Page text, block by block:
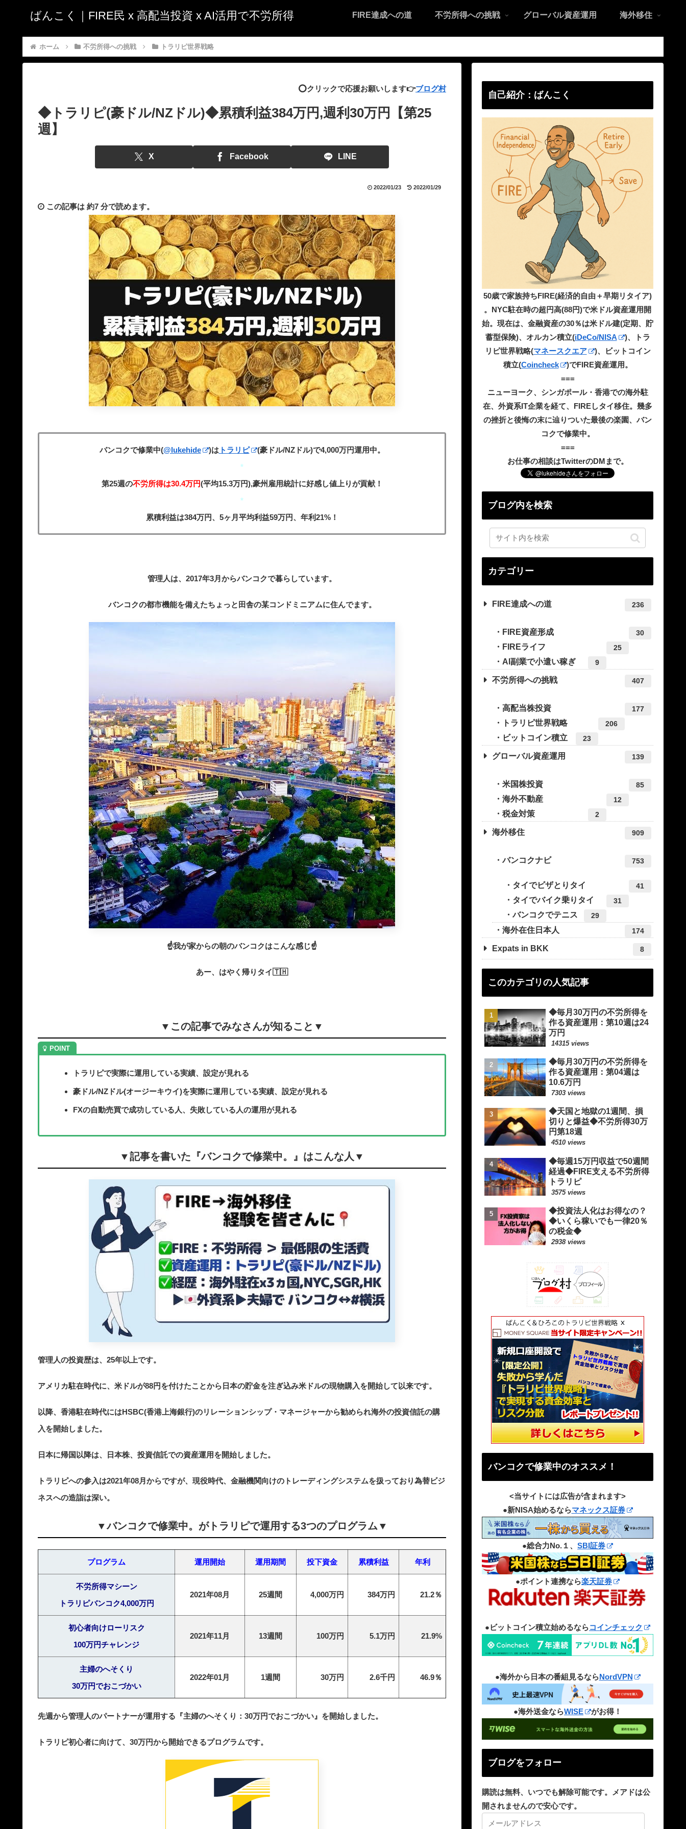
ばんこく｜FIRE民 x 高配当投資 x AI活用で不労所得 FIRE達成への道 不労所得への挑戦 グローバル資産運用 海外移住
ホーム 不労所得への挑戦 トラリピ世界戦略
⭕️クリックで応援お願いします👉ブログ村
◆トラリピ(豪ドル/NZドル)◆累積利益384万円,週利30万円【第25
週】
X Facebook LINE
2022/01/23 2022/01/29
この記事は 約7 分で読めます。
バンコクで修業中(@lukehide )はトラリピ
(豪ドル/NZドル)で4,000万円運用中。
*
第25週の不労所得は30.4万円(平均15.3万円),豪州雇用統計に好感し値上りが貢献！
*
累積利益は384万円、5ヶ月平均利益59万円、年利21%！
管理人は、2017年3月からバンコクで暮らしています。
バンコクの都市機能を備えたちょっと田舎の某コンドミニアムに住んでます。
☝️我が家からの朝のバンコクはこんな感じ☝️
あー、はやく帰りタイ🇹🇭
▼この記事でみなさんが知ること▼
トラリピで実際に運用している実績、設定が見れる
豪ドル/NZドル(オージーキウイ)を実際に運用している実績、設定が見れる
FXの自動売買で成功している人、失敗している人の運用が見れる
▼記事を書いた『バンコクで修業中。』はこんな人▼
管理人の投資歴は、25年以上です。
アメリカ駐在時代に、米ドルが88円を付けたことから日本の貯金を注ぎ込み米ドルの現物購入を開始して以来です。
以降、香港駐在時代にはHSBC(香港上海銀行)のリレーションシップ・マネージャーから勧められ海外の投資信託の購
入を開始しました。
日本に帰国以降は、日本株、投資信託での資産運用を開始しました。
トラリピへの参入は2021年08月からですが、現役時代、金融機関向けのトレーディングシステムを扱っており為替ビジ
ネスへの造詣は深い。
▼バンコクで修業中。がトラリピで運用する3つのプログラム▼
プログラム 運用開始 運用期間 投下資金 累積利益 年利
不労所得マシーン
トラリピバンコク4,000万円
2021年08月 25週間 4,000万円 384万円 21.2％
初心者向けローリスク
100万円チャレンジ
2021年11月 13週間 100万円 5.1万円 21.9%
主婦のへそくり
30万円でおこづかい
2022年01月 1週間 30万円 2.6千円 46.9％
先週から管理人のパートナーが運用する『主婦のへそくり：30万円でおこづかい』を開始しました。
トラリピ初心者に向けて、30万円から開始できるプログラムです。
自己紹介：ばんこく
50歳で家族持ちFIRE(経済的自由＋早期リタイア)
。NYC駐在時の超円高(88円)で米ドル資産運用開
始。現在は、金融資産の30％は米ドル建(定期、貯
蓄型保険)、オルカン積立(iDeCo/NISA
)、トラ
リピ世界戦略(マネースクエア
)、ビットコイン
積立(Coincheck
)でFIRE資産運用。
===
ニューヨーク、シンガポール・香港での海外駐
在、外資系IT企業を経て、FIREしタイ移住。幾多
の挫折と後悔の末に辿りついた最後の楽園、バン
コクで修業中。
===
お仕事の相談はTwitterのDMまで。
ブログ内を検索
カテゴリー
FIRE達成への道 236
FIRE資産形成 30
FIREライフ 25
AI副業で小遣い稼ぎ 9
不労所得への挑戦 407
高配当株投資 177
トラリピ世界戦略 206
ビットコイン積立 23
グローバル資産運用 139
米国株投資 85
海外不動産 12
税金対策 2
海外移住 909
バンコクナビ 753
タイでビザとりタイ 41
タイでバイク乗りタイ 31
バンコクでテニス 29
海外在住日本人 174
Expats in BKK 8
このカテゴリの人気記事
◆毎月30万円の不労所得を
作る資産運用：第10週は24
万円
14315 views
◆毎月30万円の不労所得を
作る資産運用：第04週は
10.6万円
7303 views
◆天国と地獄の1週間、損
切りと爆益◆不労所得30万
円第18週
4510 views
◆毎週15万円収益で50週間
経過◆FIRE支える不労所得
トラリピ
3575 views
◆投資法人化はお得なの？
◆いくら稼いでも一律20％
の税金◆
2938 views
バンコクで修業中のオススメ！
<当サイトには広告が含まれます>
●新NISA始めるならマネックス証券
●総合力No.１、 SBI証券
●ポイント連携なら楽天証券
●ビットコイン積立始めるならコインチェック
●海外から日本の番組見るならNordVPN
●海外送金ならWISE がお得！
ブログをフォロー
購読は無料、いつでも解除可能です。メアドは公
開されませんので安心です。